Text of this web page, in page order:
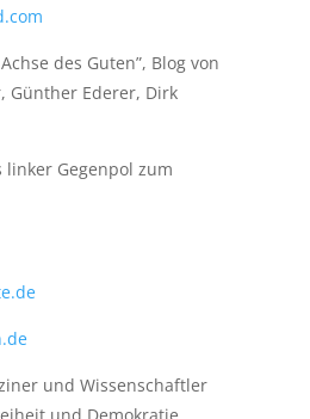
des Guten”, Blog von
Günther Ederer, Dirk
linker Gegenpol zum
und Wissenschaftler